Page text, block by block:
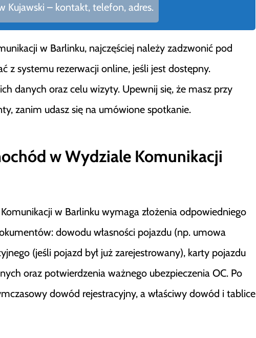
Kujawski – kontakt, telefon, adres.
w Barlinku, najczęściej należy zadzwonić pod
z systemu rezerwacji online, jeśli jest dostępny.
danych oraz celu wizyty. Upewnij się, że masz przy
zanim udasz się na umówione spotkanie.
w Wydziale Komunikacji
w Barlinku wymaga złożenia odpowiedniego
dowodu własności pojazdu (np. umowa
(jeśli pojazd był już zarejestrowany), karty pojazdu
oraz potwierdzenia ważnego ubezpieczenia OC. Po
dowód rejestracyjny, a właściwy dowód i tablice